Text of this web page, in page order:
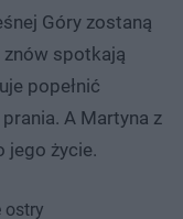
Góry zostaną
spotkają
popełnić
A Martyna z
jego życie.
ostry